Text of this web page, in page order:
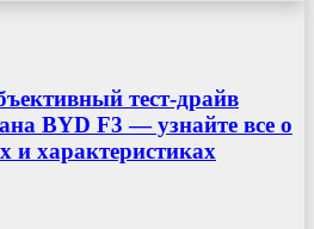
тест-драйв
BYD F3 — узнайте все о
и характеристиках